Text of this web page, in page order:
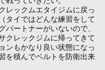
レックムエタイジムに戻っ
タイではどんな練習をして
パートナーがいないので、
クレックジムに帰ってきて
ンもかなり良い状態になっ
を積んでベルトを防衛出来